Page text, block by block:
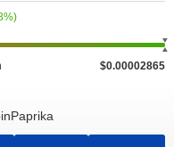
$0.00002865